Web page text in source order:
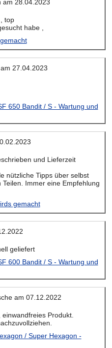
28.04.2023
top
habe ,
27.04.2023
650 Bandit / S - Wartung und
und Lieferzeit
nützliche Tipps über selbst
Immer eine Empfehlung
gemacht
geliefert
600 Bandit / S - Wartung und
am 07.12.2022
Produkt.
/ Super Hexagon -